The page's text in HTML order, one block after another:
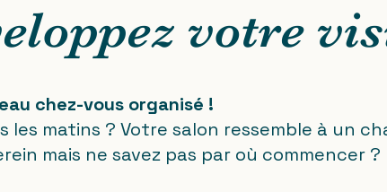
votre
chez-vous organisé !
les matins ? Votre salon ressemble à un
mais ne savez pas par où commencer ?